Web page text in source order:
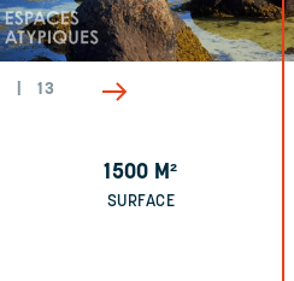
13
1500 M²
SURFACE